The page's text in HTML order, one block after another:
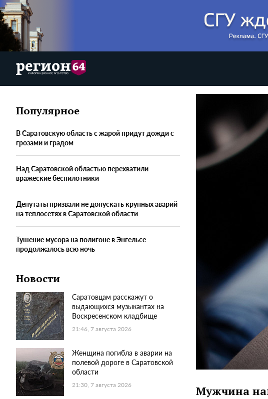
Популярное
В Саратовскую область с жарой придут дожди с
грозами и градом
Над Саратовской областью перехватили
вражеские беспилотники
Депутаты призвали не допускать крупных аварий
на теплосетях в Саратовской области
Тушение мусора на полигоне в Энгельсе
продолжалось всю ночь
Новости
Саратовцам расскажут о
выдающихся музыкантах на
Воскресенском кладбище
21:46, 7 августа 2026
Женщина погибла в аварии на
полевой дороге в Саратовской
области
21:30, 7 августа 2026 Мужчина